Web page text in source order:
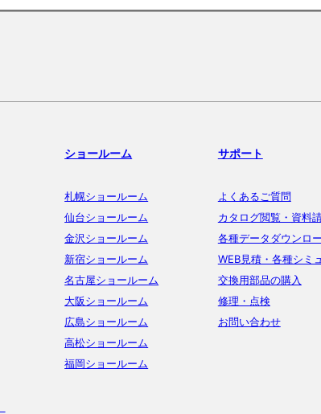
ショールーム
札幌ショールーム
仙台ショールーム
金沢ショールーム
新宿ショールーム
名古屋ショールーム
大阪ショールーム
広島ショールーム
高松ショールーム
福岡ショールーム
サポート
よくあるご質問
カタログ閲覧・資料
各種データダウンロ
WEB見積・各種シミ
交換用部品の購入
修理・点検
お問い合わせ